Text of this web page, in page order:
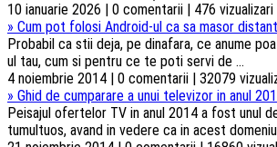
10 ianuarie 2026 | 0 comentarii | 476
» Cum pot folosi Android-ul ca sa masor
Probabil ca stii deja, pe dinafara, ce anume
ul tau, cum si pentru ce te poti servi de ...
4 noiembrie 2014 | 0 comentarii | 32079
» Ghid de cumparare a unui televizor in anul
Peisajul ofertelor TV in anul 2014 a fost unul
tumultuos, avand in vedere ca in acest